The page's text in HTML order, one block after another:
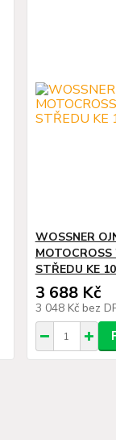
WOSSNER
STŘEDU KE
3 688 Kč
3 048 Kč bez